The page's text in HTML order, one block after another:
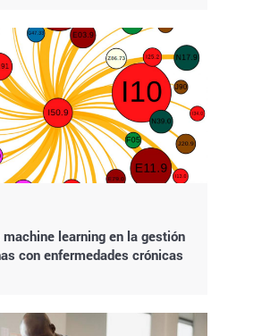
learning en la gestión
con enfermedades crónicas